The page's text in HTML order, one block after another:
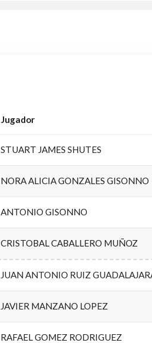
Jugador
STUART JAMES SHUTES
NORA ALICIA GONZALES GISONNO
ANTONIO GISONNO
CRISTOBAL CABALLERO MUÑOZ
JUAN ANTONIO RUIZ
JAVIER MANZANO LOPEZ
RAFAEL GOMEZ RODRIGUEZ